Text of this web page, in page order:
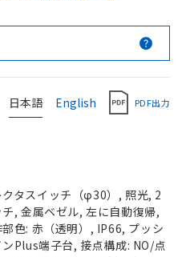
日本語 English PDF出力
タスイッチ（φ30）, 照光, 2
チ, 金属ベゼル, 左に自動復帰,
色: 赤（透明）, IP66, プッシ
ンPlus端子台, 接点構成: NO/点